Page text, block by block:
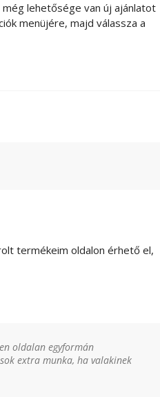
lehetősége van új ajánlatot
menüjére, majd válassza a
termékeim oldalon érhető el,
oldalan egyformán
extra munka, ha valakinek